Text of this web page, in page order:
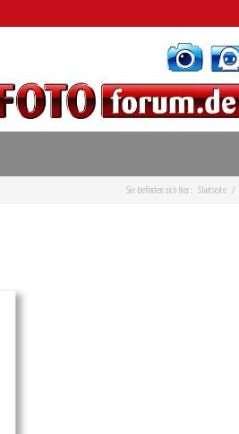
Sie befinden sich hier: Startseite /